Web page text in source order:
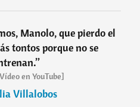
Manolo, que pierdo el
tontos porque no se
”
en YouTube]
Villalobos